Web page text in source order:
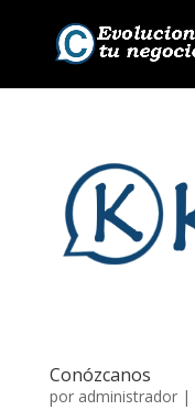
Conózcanos
por administrador|